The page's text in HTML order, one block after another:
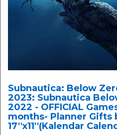
Subnautica: Below
2023: Subnautica
2022 - OFFICIAL
months- Planner Gifts
17''x11''(Kalendar